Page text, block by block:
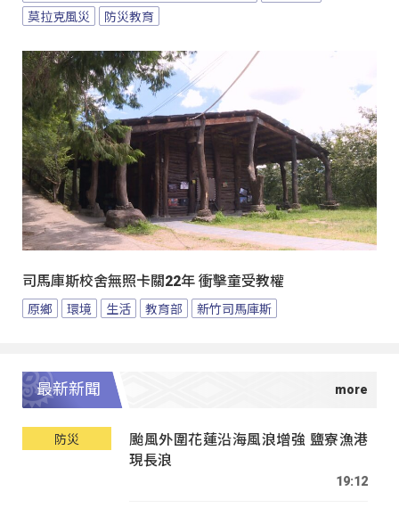
莫拉克風災
防災教育
司馬庫斯校舍無照卡關22年 衝擊童受教權
原鄉 環境 生活 教育部 新竹司馬庫斯
最新新聞
防災
颱風外圍花蓮沿海風浪增強 鹽寮漁港
現長浪
19:12